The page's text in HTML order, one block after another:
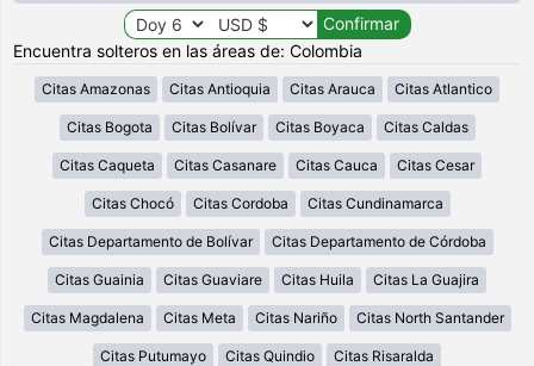
Encuentra solteros en las áreas de: Colombia
Citas Amazonas Citas Antioquia Citas Arauca Citas Atlantico
Citas Bogota Citas Bolívar Citas Boyaca Citas Caldas
Citas Caqueta Citas Casanare Citas Cauca Citas Cesar
Citas Chocó Citas Cordoba Citas Cundinamarca
Citas Departamento de Bolívar Citas Departamento de Córdoba
Citas Guainia Citas Guaviare Citas Huila Citas La Guajira
Citas Magdalena Citas Meta Citas Nariño Citas North Santander
Citas Putumayo Citas Quindio Citas Risaralda